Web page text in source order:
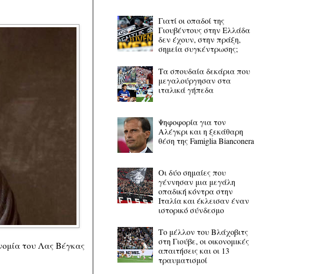
του Λας Βέγκας
Γιατί οι οπαδοί της
Γιουβέντους στην Ελλάδα
δεν έχουν, στην πράξη,
σημεία συγκέντρωσης;
Τα σπουδαία δεκάρια που
μεγαλούργησαν στα
ιταλικά γήπεδα
Ψηφοφορία για τον
Αλέγκρι και η ξεκάθαρη
θέση της Famiglia Bianconera
Οι δύο σημαίες που
γέννησαν μια μεγάλη
οπαδική κόντρα στην
Ιταλία και έκλεισαν έναν
ιστορικό σύνδεσμο
Το μέλλον του Βλάχοβιτς
στη Γιούβε, οι οικονομικές
απαιτήσεις και οι 13
τραυματισμοί